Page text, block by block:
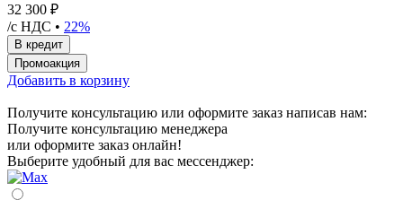
32 300 ₽
/с НДС • 22%
Добавить в корзину
Получите консультацию или оформите заказ написав нам:
Получите консультацию менеджера
или оформите заказ онлайн!
Выберите удобный для вас мессенджер: